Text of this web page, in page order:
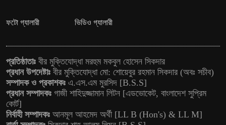
ফটো গ্যালারী ভিডিও গ্যালারী
প্রতিষ্ঠাতাঃ বীর মুক্তিযোদ্ধা মরহুম মকবুল হোসেন সিকদার
প্রধান উপদেষ্টাঃ বীর মুক্তিযোদ্ধা মো: শোয়েবুর রহমান সিকদার (অবঃ সচীব)
সম্পাদক ও প্রকাশকঃ এ.এস.এম মুরসিদ [B.S.S]
প্রধান সম্পাদকঃ গাজী শাহিদুজ্জামান লিটন [এডভোকেট, বাংলাদেশ সুপ্রিম
কোর্ট]
নির্বাহী সম্পাদকঃ আনমূল আহমেদ অর্থী [LL B (Hon's) & LL M]